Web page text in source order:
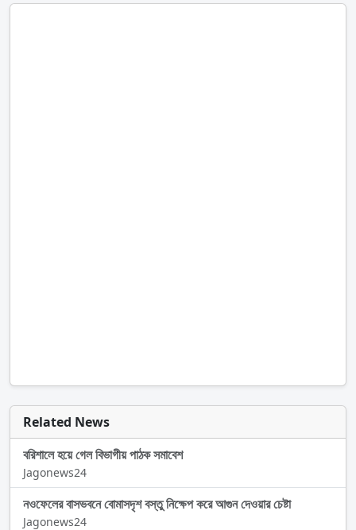
Related News
বরিশালে হয়ে গেল বিভাগীয় পাঠক সমাবেশ
Jagonews24
নওফেলের বাসভবনে বোমাসদৃশ বস্তু নিক্ষেপ করে আগুন দেওয়ার চেষ্টা
Jagonews24